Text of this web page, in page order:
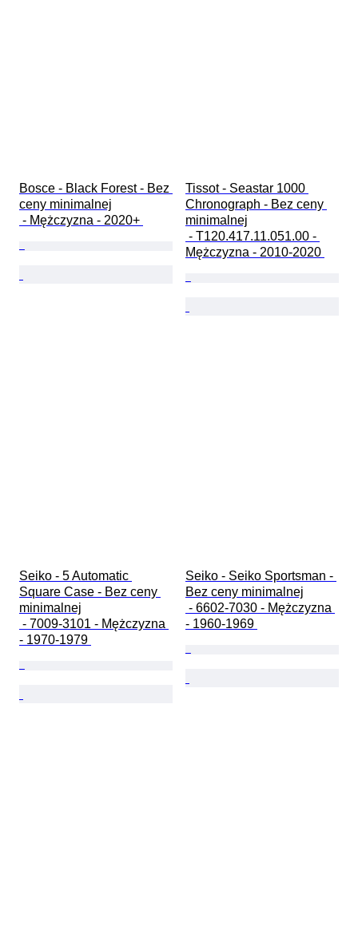
Bosce - Black Forest - Bez
ceny minimalnej
- Mężczyzna - 2020+
Tissot - Seastar 1000
Chronograph - Bez ceny
minimalnej
Mężczyzna - 2010-2020
Seiko - 5 Automatic
Square Case - Bez ceny
minimalnej
- 1970-1979
Seiko - Seiko Sportsman -
Bez ceny minimalnej
- 1960-1969